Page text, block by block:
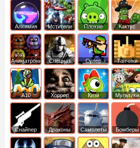
машину
Алхимия Мстители
Плохие
свинки
Кактус
маккой
Аниматроники Спецназ
Супер
бойцы
Танчики
А10 Хоррор Кизи Мультики
Снайпер Драконы Самолеты Бомберы